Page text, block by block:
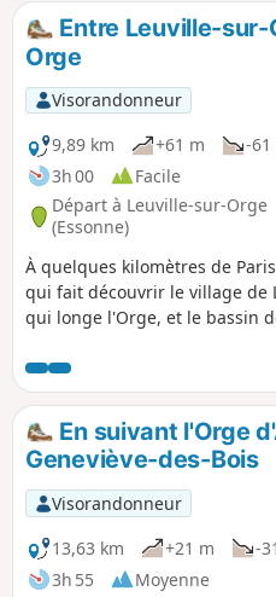
se fait par la basilique de
Entre Leuville-
Orge
Visorandonneur
9,89 km
+61 m
-61
3h 00
Facile
Départ à Leuville-sur-Orge
(Essonne)
À quelques kilomètres de
qui fait découvrir le village de
qui longe l'Orge, et le bassin
En suivant l'Orge
Geneviève-des-Bois
Visorandonneur
13,63 km
+21 m
-
3h 55
Moyenne